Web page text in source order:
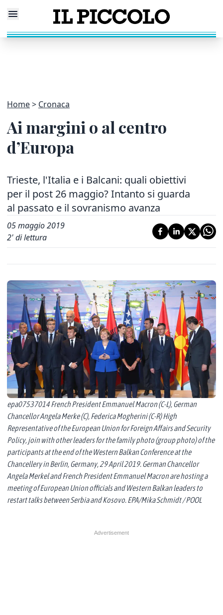
Home Cronaca
Ai margini o al centro
d’Europa
Trieste, l'Italia e i Balcani: quali obiettivi
per il post 26 maggio? Intanto si guarda
al passato e il sovranismo avanza
05 maggio 2019
2' di lettura
epa07537014 French President Emmanuel Macron (C-L), German
Chancellor Angela Merke (C), Federica Mogherini (C-R) High
Representative of the European Union for Foreign Affairs and Security
Policy, join with other leaders for the family photo (group photo) of the
participants at the end of the Western Balkan Conference at the
Chancellery in Berlin, Germany, 29 April 2019. German Chancellor
Angela Merkel and French President Emmanuel Macron are hosting a
meeting of European Union officials and Western Balkan leaders to
restart talks between Serbia and Kosovo. EPA/Mika Schmidt / POOL